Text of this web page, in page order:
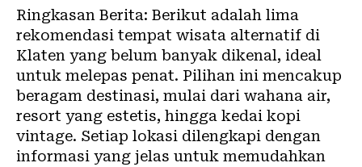
Ringkasan Berita: Berikut adalah lima
rekomendasi tempat wisata alternatif di
Klaten yang belum banyak dikenal, ideal
untuk melepas penat. Pilihan ini mencakup
beragam destinasi, mulai dari wahana air,
resort yang estetis, hingga kedai kopi
vintage. Setiap lokasi dilengkapi dengan
informasi yang jelas untuk memudahkan